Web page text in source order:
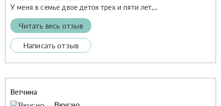
У меня в семье двое деток трех и пяти лет,...
Читать весь отзыв
Написать отзыв
Ветчина